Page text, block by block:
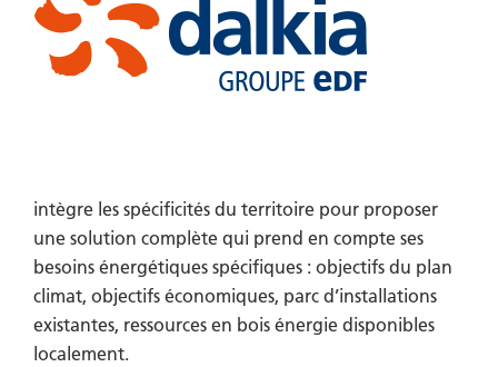
intègre les spécificités du territoire pour proposer
une solution complète qui prend en compte ses
besoins énergétiques spécifiques : objectifs du plan
climat, objectifs économiques, parc d’installations
existantes, ressources en bois énergie disponibles
localement.